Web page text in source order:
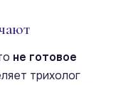
не готовое
трихолог